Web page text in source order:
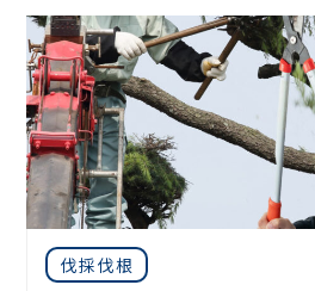
金木犀、アカシア、シダレエゴ
梅、かしの木、ブルーアイス、
クスノキ、 薪の木、ケヤキ、
木、桜、ゴールドクレスト、ア
子の木、ゴールデンアカシア、
グレープフルーツの木、カツラ
ミ、エゴノキ、ハナミズキ、ジ
ウシ、カイズカ、
花梨、クロ
サザンカ、ホルトノキ、
地域密着で伐採・抜根・剪定・
こと、造園・植木屋をお探しな
い！
当社では造園工事はもちろんの
ステリア工事まで自社で一気通
見積もりは無料ですので、 お庭
軽にご連絡ください！
お庭や木に関するお悩みに全力
伐採伐根